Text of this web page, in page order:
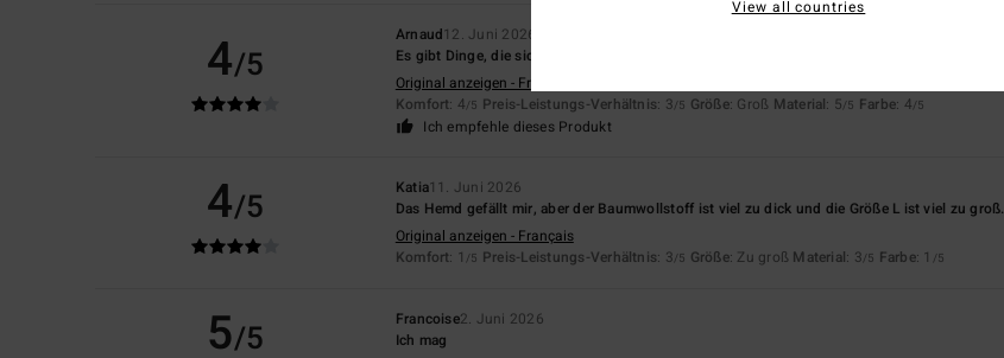
4/5
Arnaud12. Juni 2026
Es gibt Dinge, die sich nicht erklären lassen
Original anzeigen - Français
Komfort: 4/5 Preis-Leistungs-Verhältnis: 3/5 Größe: Groß Material: 5/5 Farbe: 4/5
Ich empfehle dieses Produkt
4/5 Katia11. Juni 2026
Das Hemd gefällt mir, aber der Baumwollstoff ist viel zu dick und die Größe L ist viel zu groß.
Original anzeigen - Français
Komfort: 1 /5 Preis-Leistungs-Verhältnis: 3/5 Größe: Zu groß Material: 3/5 Farbe: 1 /5
5/5 Francoise2. Juni 2026
Ich mag
View all countries